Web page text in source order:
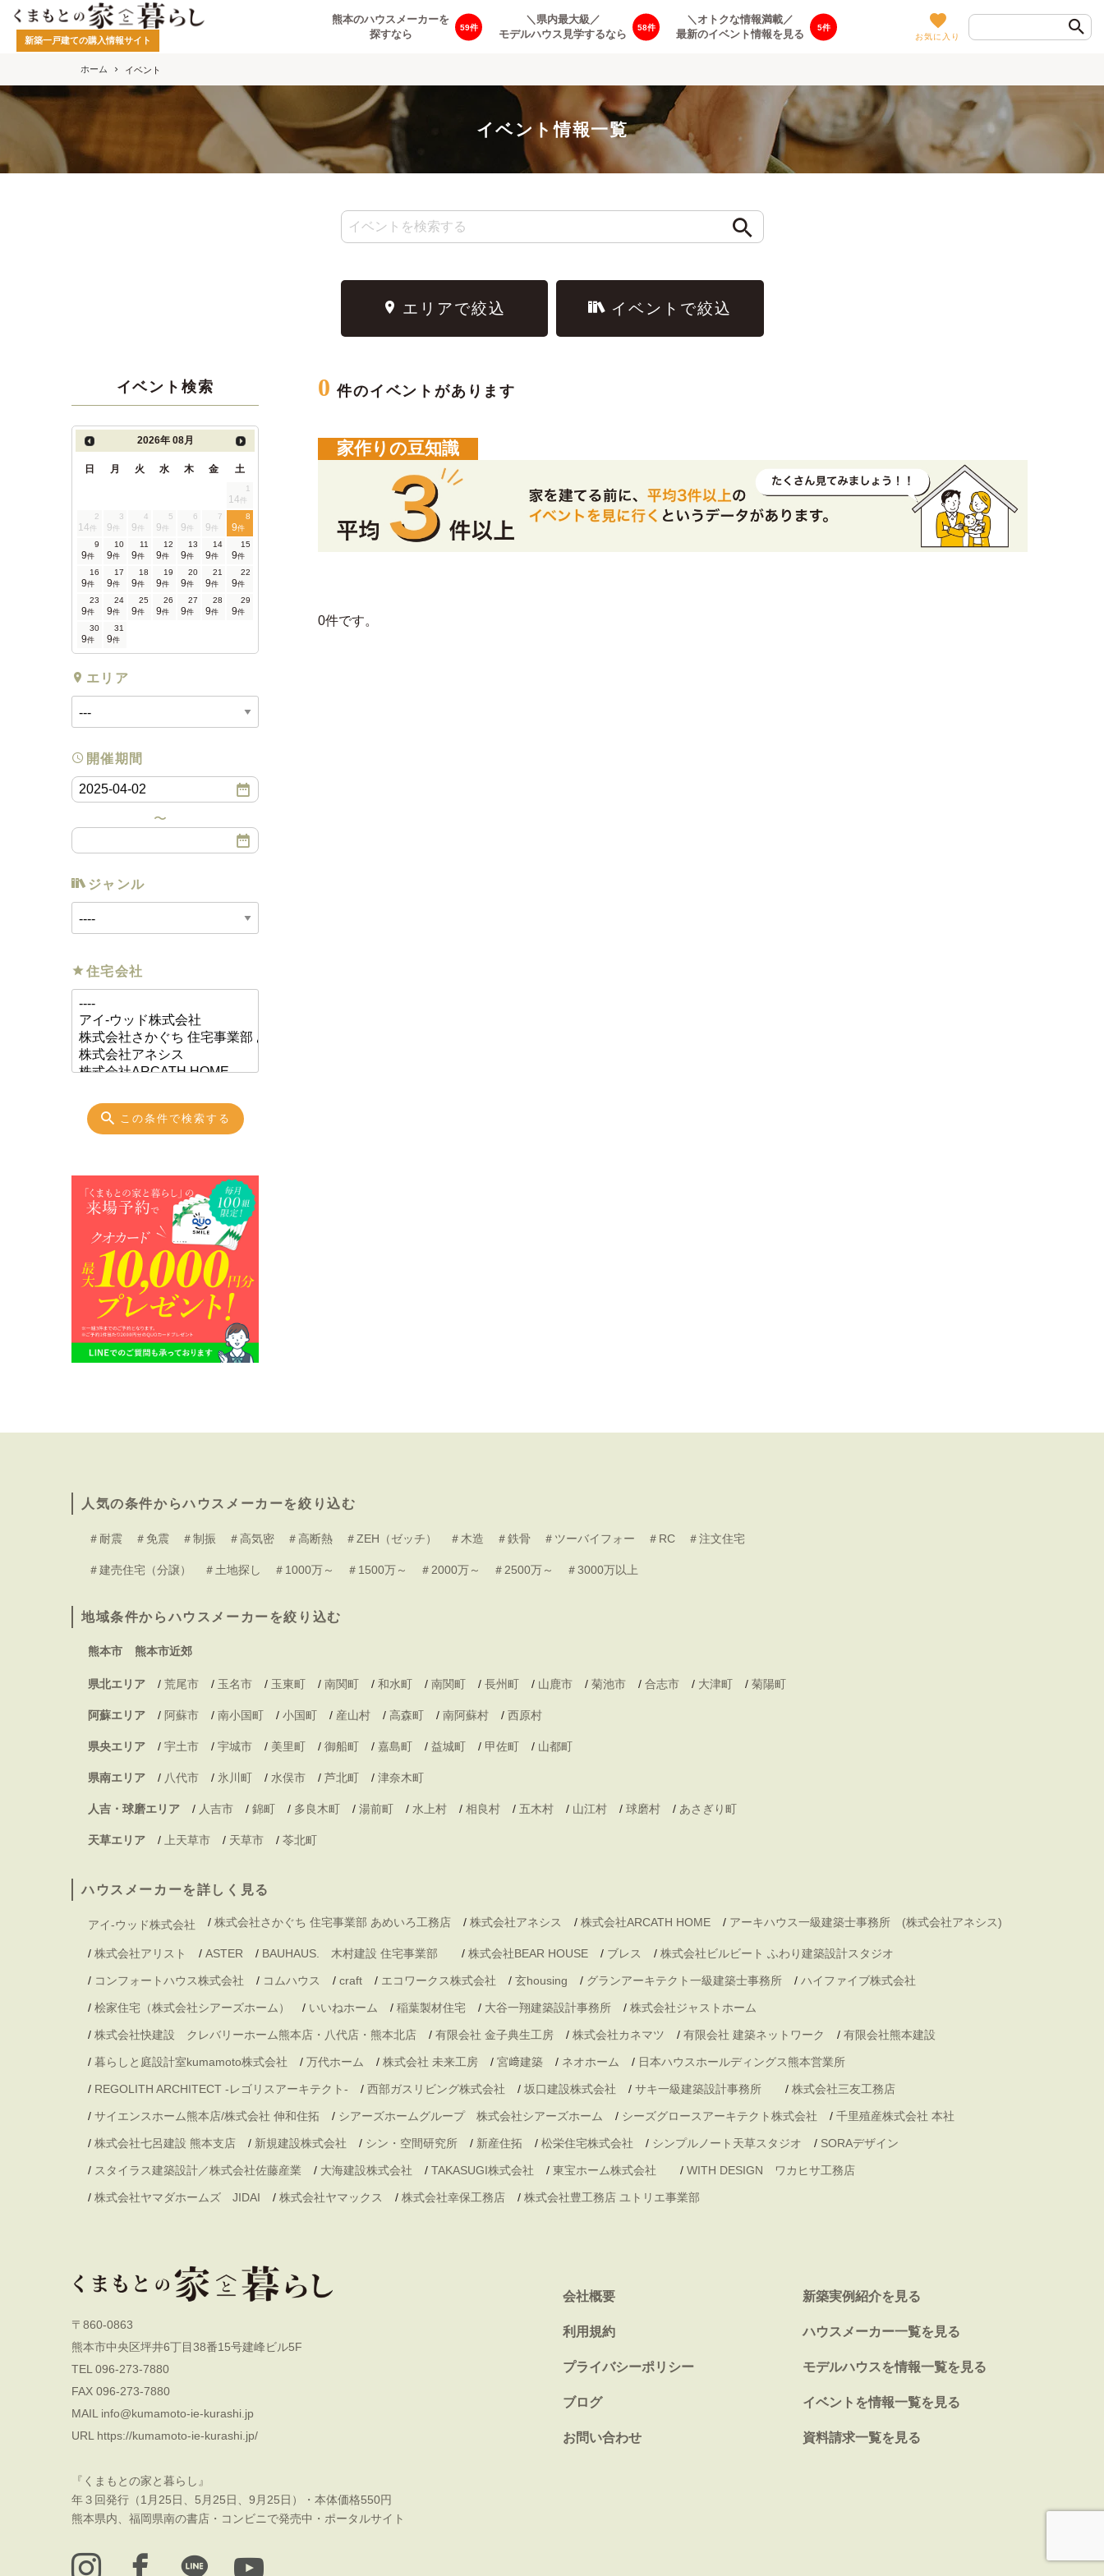
新築一戸建ての購入情報サイト
59
熊本のハウスメーカーを
探すなら
58
＼県内最大級／
モデルハウス見学するなら
5
＼オトクな情報満載／
最新のイベント情報を見る
お気に入り
ホーム イベント
イベント情報一覧
エリアで絞込 イベントで絞込
イベント検索
2026年 08月
日 月 火 水 木 金 土
1
14件
2
14件
3
9件
4
9件
5
9件
6
9件
7
9件
8
9件
9
9件
10
9件
11
9件
12
9件
13
9件
14
9件
15
9件
16
9件
17
9件
18
9件
19
9件
20
9件
21
9件
22
9件
23
9件
24
9件
25
9件
26
9件
27
9件
28
9件
29
9件
30
9件
31
9件
エリア
開催期間
ジャンル
住宅会社
この条件で検索する
0 件のイベントがあります
家作りの豆知識
0件です。
人気の条件からハウスメーカーを絞り込む
＃耐震 ＃免震 ＃制振 ＃高気密 ＃高断熱 ＃ZEH（ゼッチ） ＃木造 ＃鉄骨 ＃ツーバイフォー ＃RC ＃注文住宅
＃建売住宅（分譲） ＃土地探し ＃1000万～ ＃1500万～ ＃2000万～ ＃2500万～ ＃3000万以上
地域条件からハウスメーカーを絞り込む
熊本市 熊本市近郊
県北エリア / 荒尾市 / 玉名市 / 玉東町 / 南関町 / 和水町 / 南関町 / 長州町 / 山鹿市 / 菊池市 / 合志市 / 大津町 / 菊陽町
阿蘇エリア / 阿蘇市 / 南小国町 / 小国町 / 産山村 / 高森町 / 南阿蘇村 / 西原村
県央エリア / 宇土市 / 宇城市 / 美里町 / 御船町 / 嘉島町 / 益城町 / 甲佐町 / 山都町
県南エリア / 八代市 / 氷川町 / 水俣市 / 芦北町 / 津奈木町
人吉・球磨エリア / 人吉市 / 錦町 / 多良木町 / 湯前町 / 水上村 / 相良村 / 五木村 / 山江村 / 球磨村 / あさぎり町
天草エリア / 上天草市 / 天草市 / 苓北町
ハウスメーカーを詳しく見る
アイ-ウッド株式会社 / 株式会社さかぐち 住宅事業部 あめいろ工務店 / 株式会社アネシス / 株式会社ARCATH HOME / アーキハウス一級建築士事務所 (株式会社アネシス)
/ 株式会社アリスト / ASTER / BAUHAUS. 木村建設 住宅事業部 / 株式会社BEAR HOUSE / ブレス / 株式会社ビルビート ふわり建築設計スタジオ
/ コンフォートハウス株式会社 / コムハウス / craft / エコワークス株式会社 / 玄housing / グランアーキテクト一級建築士事務所 / ハイファイブ株式会社
/ 桧家住宅（株式会社シアーズホーム） / いいねホーム / 稲葉製材住宅 / 大谷一翔建築設計事務所 / 株式会社ジャストホーム
/ 株式会社快建設 クレバリーホーム熊本店・八代店・熊本北店 / 有限会社 金子典生工房 / 株式会社カネマツ / 有限会社 建築ネットワーク / 有限会社熊本建設
/ 暮らしと庭設計室kumamoto株式会社 / 万代ホーム / 株式会社 未来工房 / 宮﨑建築 / ネオホーム / 日本ハウスホールディングス熊本営業所
/ REGOLITH ARCHITECT -レゴリスアーキテクト- / 西部ガスリビング株式会社 / 坂口建設株式会社 / サキ一級建築設計事務所 / 株式会社三友工務店
/ サイエンスホーム熊本店/株式会社 伸和住拓 / シアーズホームグループ 株式会社シアーズホーム / シーズグロースアーキテクト株式会社 / 千里殖産株式会社 本社
/ 株式会社七呂建設 熊本支店 / 新規建設株式会社 / シン・空間研究所 / 新産住拓 / 松栄住宅株式会社 / シンプルノート天草スタジオ / SORAデザイン
/ スタイラス建築設計／株式会社佐藤産業 / 大海建設株式会社 / TAKASUGI株式会社 / 東宝ホーム株式会社 / WITH DESIGN ワカヒサ工務店
/ 株式会社ヤマダホームズ JIDAI / 株式会社ヤマックス / 株式会社幸保工務店 / 株式会社豊工務店 ユトリエ事業部
〒860-0863
熊本市中央区坪井6丁目38番15号建峰ビル5F
TEL 096-273-7880
FAX 096-273-7880
MAIL info@kumamoto-ie-kurashi.jp
URL https://kumamoto-ie-kurashi.jp/
『くまもとの家と暮らし』
年３回発行（1月25日、5月25日、9月25日）・本体価格550円
熊本県内、福岡県南の書店・コンビニで発売中・ポータルサイト
会社概要 新築実例紹介を見る
利用規約 ハウスメーカー一覧を見る
プライバシーポリシー モデルハウスを情報一覧を見る
ブログ イベントを情報一覧を見る
お問い合わせ 資料請求一覧を見る